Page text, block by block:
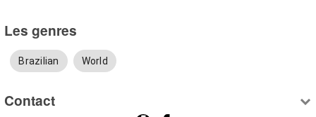
Les genres
Brazilian World
Contact